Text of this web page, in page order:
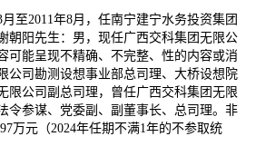
2011年8月，任南宁建宁水务投资集团
朝阳先生：男，现任广西交科集团无限公
可能呈现不精确、不完整、性的内容或消
公司勘测设想事业部总司理、大桥设想院
限公司副总司理，曾任广西交科集团无限
令参谋、党委副、副董事长、总司理。非
万元（2024年任期不满1年的不参取统